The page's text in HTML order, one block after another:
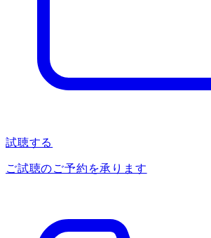
試聴する
ご試聴のご予約を承ります